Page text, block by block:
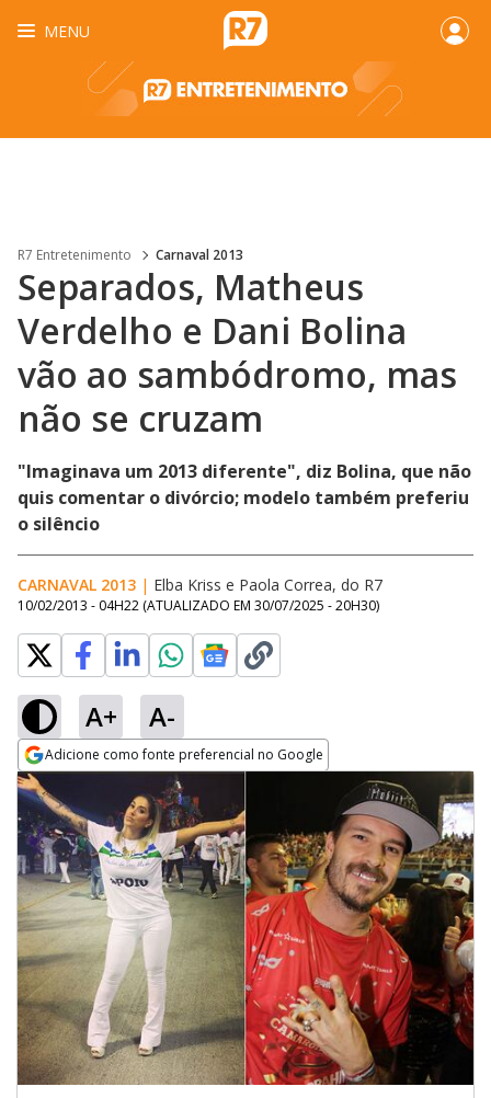
MENU
R7 Entretenimento Carnaval 2013
Separados, Matheus
Verdelho e Dani Bolina
vão ao sambódromo, mas
não se cruzam
"Imaginava um 2013 diferente", diz Bolina, que não
quis comentar o divórcio; modelo também preferiu
o silêncio
CARNAVAL 2013 | Elba Kriss e Paola Correa, do R7
10/02/2013 - 04H22 (ATUALIZADO EM 30/07/2025 - 20H30)
A+ A-
Adicione como fonte preferencial no Google
Opens in new window